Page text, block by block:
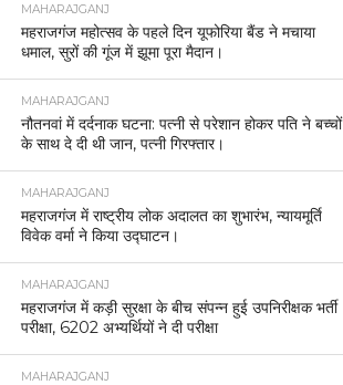
MAHARAJGANJ
महराजगंज महोत्सव के पहले दिन यूफोरिया बैंड ने मचाया
धमाल, सुरों की गूंज में झूमा पूरा मैदान।
MAHARAJGANJ
नौतनवां में दर्दनाक घटना: पत्नी से परेशान होकर पति ने बच्चों
के साथ दे दी थी जान, पत्नी गिरफ्तार।
MAHARAJGANJ
महराजगंज में राष्ट्रीय लोक अदालत का शुभारंभ, न्यायमूर्ति
विवेक वर्मा ने किया उद्घाटन।
MAHARAJGANJ
महराजगंज में कड़ी सुरक्षा के बीच संपन्न हुई उपनिरीक्षक भर्ती
परीक्षा, 6202 अभ्यर्थियों ने दी परीक्षा
MAHARAJGANJ